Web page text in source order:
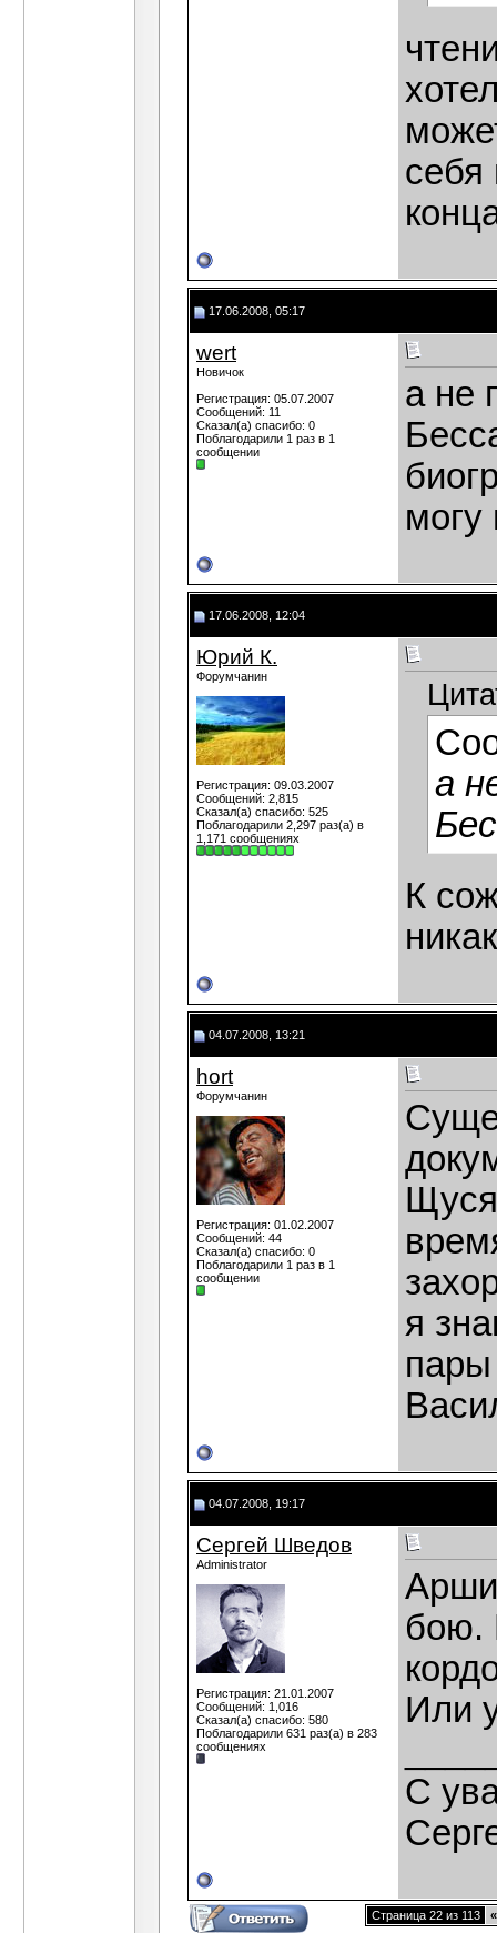
себя
17.06.2008, 05:17
wert
Новичок
Регистрация: 05.07.2007
Сообщений: 11
Сказал(а) спасибо: 0
Поблагодарили 1 раз в 1
сообщении
а не
могу
17.06.2008, 12:04
Юрий К.
Форумчанин
Регистрация: 09.03.2007
Сообщений: 2,815
Сказал(а) спасибо: 525
Поблагодарили 2,297 раз(а) в
1,171 сообщениях
а
К
04.07.2008, 13:21
hort
Форумчанин
Регистрация: 01.02.2007
Сообщений: 44
Сказал(а) спасибо: 0
Поблагодарили 1 раз в 1
сообщении
я
04.07.2008, 19:17
Сергей Шведов
Administrator
Регистрация: 21.01.2007
Сообщений: 1,016
Сказал(а) спасибо: 580
Поблагодарили 631 раз(а) в 283
сообщениях
бою.
Или
C
Страница 22 из 113 «